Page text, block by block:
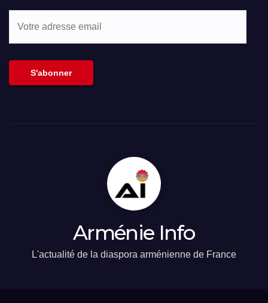
S'abonner
Arménie Info
L'actualité de la diaspora arménienne de France